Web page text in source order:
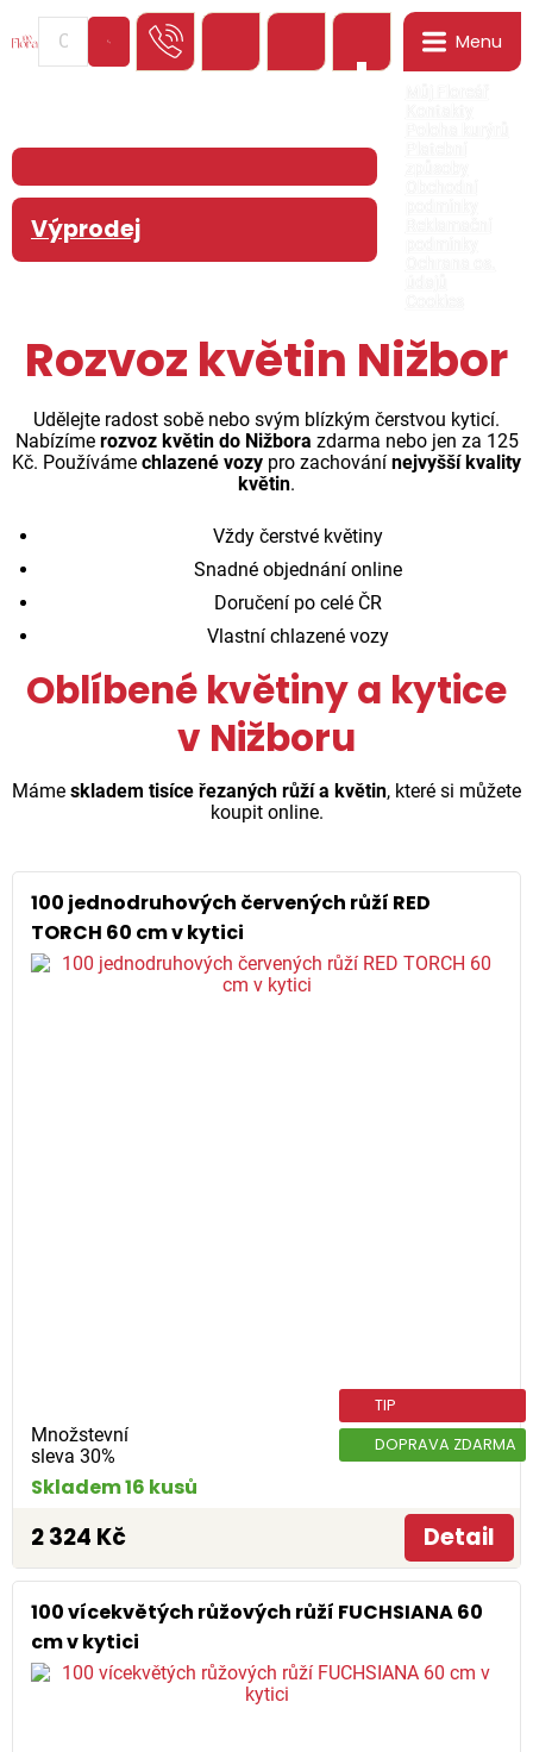
Menu
Výprodej
Rozvoz květin Nižbor
Udělejte radost sobě nebo svým blízkým čerstvou kyticí.
Nabízíme rozvoz květin do Nižbora zdarma nebo jen za 125
Kč. Používáme chlazené vozy pro zachování nejvyšší kvality
květin.
Vždy čerstvé květiny
Snadné objednání online
Doručení po celé ČR
Vlastní chlazené vozy
Oblíbené květiny a kytice
v Nižboru
Máme skladem tisíce řezaných růží a květin, které si můžete
koupit online.
100 jednodruhových červených růží RED
TORCH 60 cm v kytici
Množstevní
sleva 30%
TIP
DOPRAVA ZDARMA
Skladem 16 kusů
2 324 Kč Detail
100 vícekvětých růžových růží FUCHSIANA 60
cm v kytici